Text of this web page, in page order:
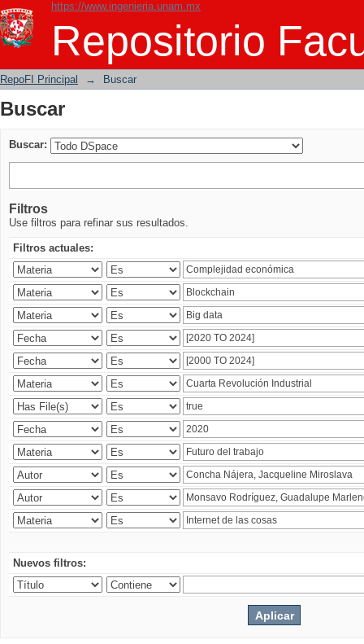
https://www.ingenieria.unam.mx
Repositorio
Buscar
RepoFI Principal → Buscar
Buscar
Buscar:
Filtros
Use filtros para refinar sus resultados.
Filtros actuales:
Nuevos filtros: